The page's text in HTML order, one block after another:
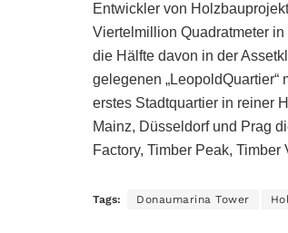
Entwickler von
Viertelmillion Quadratmeter
die Hälfte davon in der
gelegenen
erstes Stadtquartier in reiner
Mainz, Düsseldorf und Prag
Factory, Timber Peak,
Tags: Donaumarina Tower